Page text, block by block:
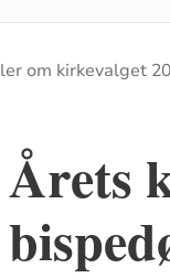
om kirkevalget
Årets